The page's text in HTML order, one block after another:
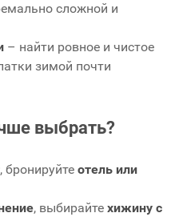
сложной и
– найти ровное и чистое
зимой почти
выбрать?
, бронируйте отель или
, выбирайте хижину с